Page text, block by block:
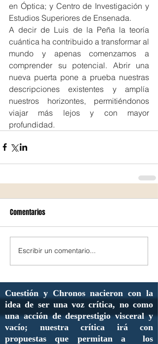
en Óptica; y Centro de Investigación y
Estudios Superiores de Ensenada.
A decir de Luis de la Peña la teoría
cuántica ha contribuido a transformar al
mundo y apenas comenzamos a
comprender su potencial. Abrir una
nueva puerta pone a prueba nuestras
descripciones existentes y amplía
nuestros horizontes, permitiéndonos
viajar más lejos y con mayor
profundidad.
Comentarios
Escribir un comentario...
Cuestión y Chronos nacieron con la
idea de ser una voz crítica, no como
una acción de desprestigio visceral y
vacío; nuestra crítica irá con
propuestas que permitan a los